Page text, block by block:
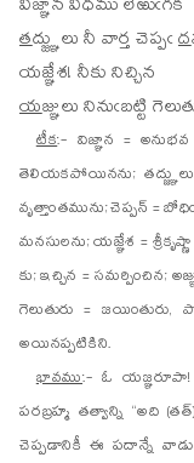
విజ్ఞాన విధము లెఱుఁగక
తద్జ్ఞులు నీ వార్త చెప్పఁద
యజ్ఞేశ! నీకు నిచ్చిన
యజ్ఞులు నినుఁబట్టి
టీక:- విజ్ఞాన =
తెలియకపోయినను;
వృత్తాంతమును; చెప్పన్ =
మనసులను; యజ్ఞేశ =
కు; ఇచ్చిన = సమర్పించిన;
గెలుతురు =
అయినప్పటికిని.
భావము:- ఓ
పరబ్రహ్మ తత్వాన్ని “అది
చెప్పడానికీ ఈ పదాన్నే